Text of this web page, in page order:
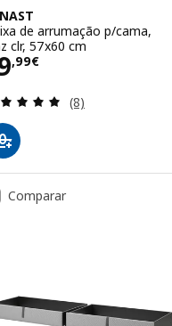
Total de
de arrumação p/cama,
clr, 57x60 cm
,99€ 19,99€
Avaliação: 5
(8)
Comparar